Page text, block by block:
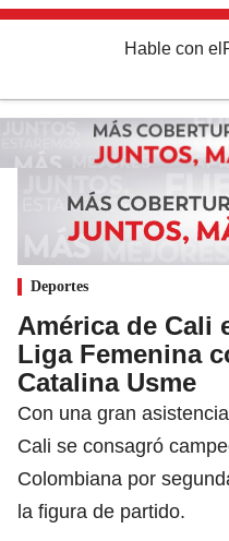
Hable con el
Deportes
América de Cali
Liga Femenina
Catalina Usme
Con una gran
Cali se consagró
Colombiana por
la figura de partido.